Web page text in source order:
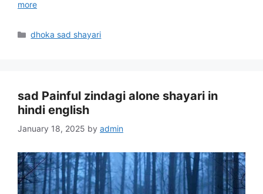
more
Categories
dhoka sad shayari
sad Painful zindagi alone shayari in
hindi english
January 18, 2025 by admin